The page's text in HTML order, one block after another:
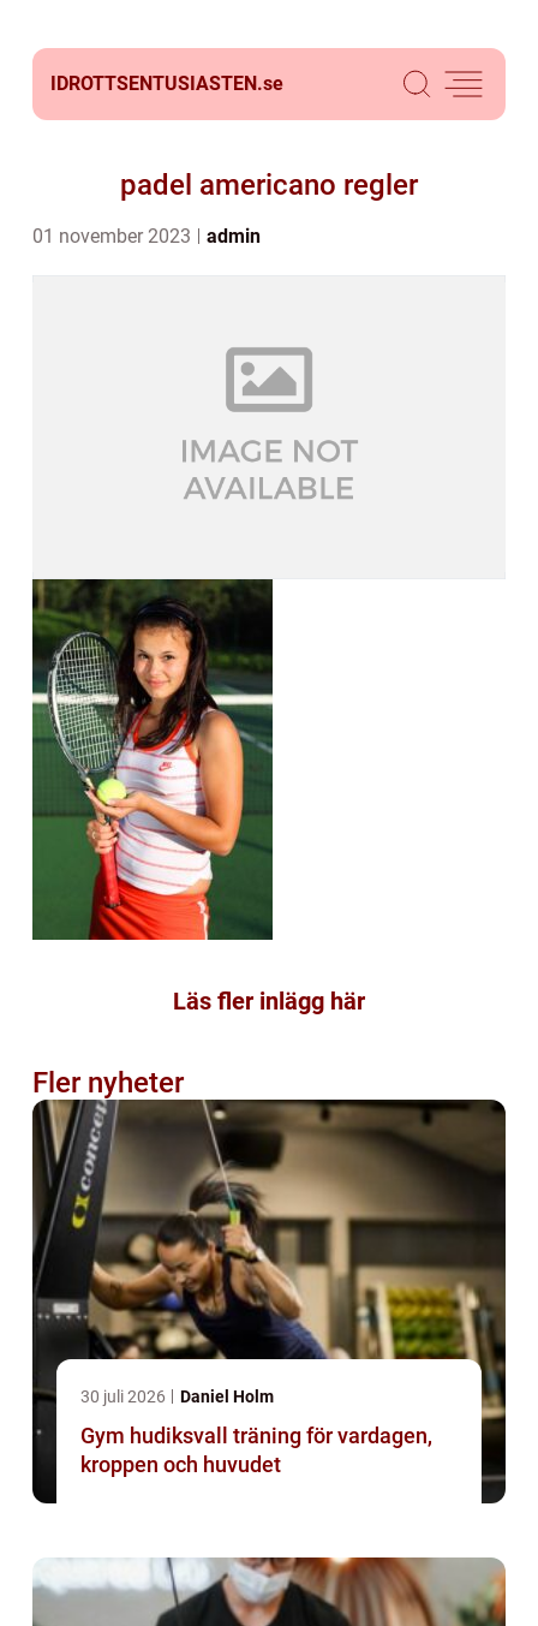
IDROTTSENTUSIASTEN.se
padel americano regler
01 november 2023 admin
Läs fler inlägg här
Fler nyheter
30 juli 2026 Daniel Holm
Gym hudiksvall träning för vardagen,
kroppen och huvudet